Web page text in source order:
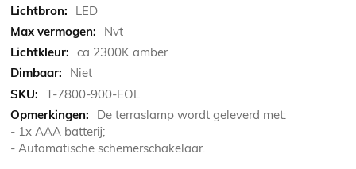
LED
Nvt
ca 2300K amber
Niet
T-7800-900-EOL
De terraslamp wordt geleverd met:
- 1x AAA batterij;
- Automatische schemerschakelaar.